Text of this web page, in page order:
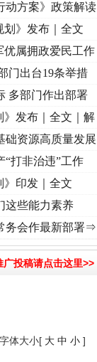
折之城”激荡..·[视频]
动方案》政策解读
划》发布｜全文
属拥政爱民工作
门出台19条举措
多部门作出部署
》发布｜全文｜解
础资源高质量发展
“打非治违”工作
》印发｜全文
这些能力素养
务会作最新部署⇒
广投稿请点击这里>>
字体大小[ 大 中 小 ]